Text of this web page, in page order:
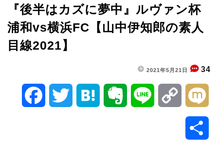
『後半はカズに夢中』ルヴァン杯
浦和vs横浜FC【山中伊知郎の素人
目線2021】
2021年5月21日 34
o